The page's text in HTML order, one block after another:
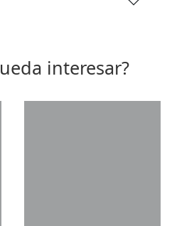
interesar?